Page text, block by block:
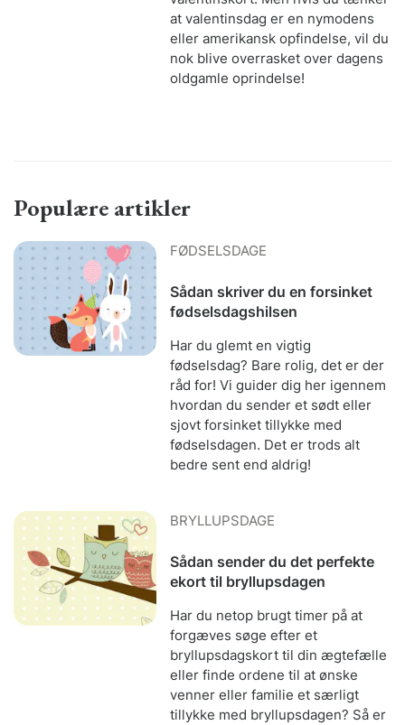
at valentinsdag er en nymodens
eller amerikansk opfindelse, vil du
nok blive overrasket over dagens
oldgamle oprindelse!
Populære artikler
FØDSELSDAGE
Sådan skriver du en forsinket
fødselsdagshilsen
Har du glemt en vigtig
fødselsdag? Bare rolig, det er der
råd for! Vi guider dig her igennem
hvordan du sender et sødt eller
sjovt forsinket tillykke med
fødselsdagen. Det er trods alt
bedre sent end aldrig!
BRYLLUPSDAGE
Sådan sender du det perfekte
ekort til bryllupsdagen
Har du netop brugt timer på at
forgæves søge efter et
bryllupsdagskort til din ægtefælle
eller finde ordene til at ønske
venner eller familie et særligt
tillykke med bryllupsdagen? Så er